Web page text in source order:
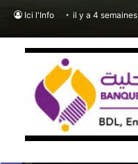
Ici l'Info il y a 4 semaines